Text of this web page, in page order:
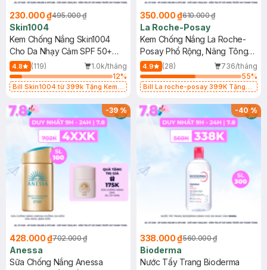
230.000 ₫495.000 ₫
Skin1004
Kem Chống Nắng Skin1004
Cho Da Nhạy Cảm SPF 50+
50ml
4.8 (119)
1.0k/tháng
12%
Bill Skin1004 từ 399k Tặng Kem
SPF 50+ 20ml (SL Có Hạn)
350.000 ₫610.000 ₫
La Roche-Posay
Kem Chống Nắng La Roche-
Posay Phổ Rộng, Nâng Tông
Kiềm Dầu 50ml
4.9 (28)
736/tháng
55%
Bill La roche-posay 399K Tặng
(SL có hạn)
-39%
428.000 ₫702.000 ₫
Anessa
Sữa Chống Nắng Anessa
-40%
338.000 ₫560.000 ₫
Bioderma
Nước Tẩy Trang Bioderma